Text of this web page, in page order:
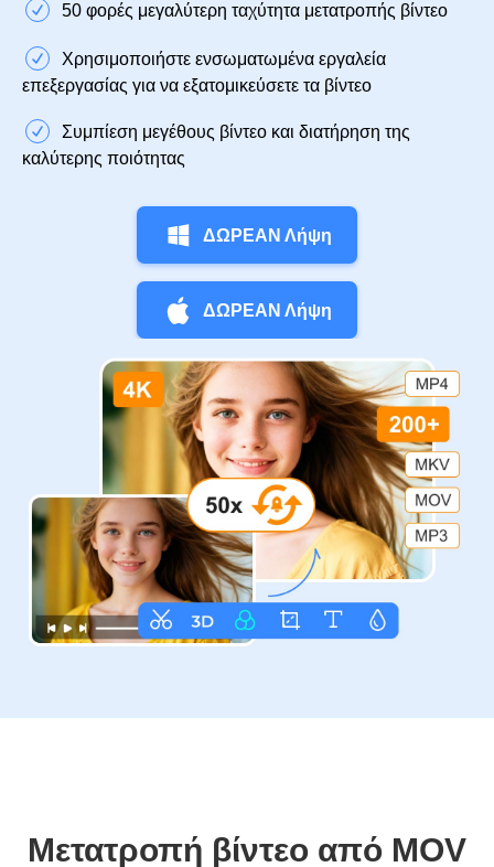
50 φορές μεγαλύτερη ταχύτητα μετατροπής βίντεο
Χρησιμοποιήστε ενσωματωμένα εργαλεία
επεξεργασίας για να εξατομικεύσετε τα βίντεο
Συμπίεση μεγέθους βίντεο και διατήρηση της
καλύτερης ποιότητας
ΔΩΡΕΑΝ Λήψη
ΔΩΡΕΑΝ Λήψη
Μετατροπή βίντεο από MOV